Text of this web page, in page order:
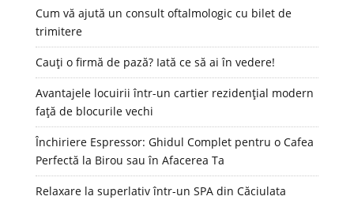
Cum vă ajută un consult oftalmologic cu bilet de
trimitere
Cauți o firmă de pază? Iată ce să ai în vedere!
Avantajele locuirii într-un cartier rezidențial modern
față de blocurile vechi
Închiriere Espressor: Ghidul Complet pentru o Cafea
Perfectă la Birou sau în Afacerea Ta
Relaxare la superlativ într-un SPA din Căciulata